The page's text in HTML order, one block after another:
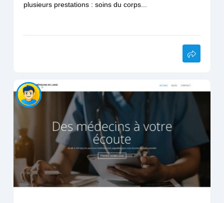
plusieurs prestations : soins du corps...